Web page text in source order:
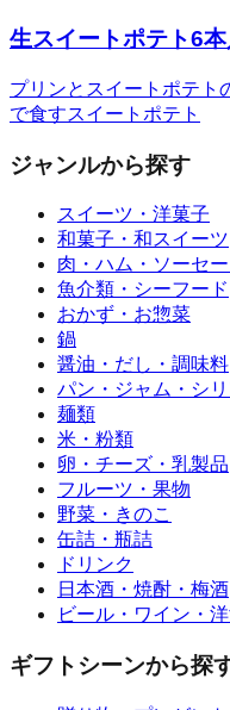
生スイートポテト6本
プリンとスイートポテト
で食すスイートポテト
ジャンルから探す
スイーツ・洋菓子
和菓子・和スイーツ
肉・ハム・ソーセ
魚介類・シーフード
おかず・お惣菜
鍋
醤油・だし・調味料
パン・ジャム・シ
麺類
米・粉類
卵・チーズ・乳製品
フルーツ・果物
野菜・きのこ
缶詰・瓶詰
ドリンク
日本酒・焼酎・梅酒
ビール・ワイン・
ギフトシーンから探